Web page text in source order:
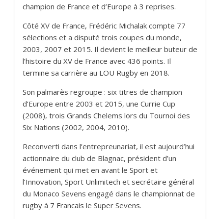
champion de France et d’Europe à 3 reprises.
Côté XV de France, Frédéric Michalak compte 77
sélections et a disputé trois coupes du monde,
2003, 2007 et 2015. Il devient le meilleur buteur de
l’histoire du XV de France avec 436 points. Il
termine sa carrière au LOU Rugby en 2018.
Son palmarès regroupe : six titres de champion
d’Europe entre 2003 et 2015, une Currie Cup
(2008), trois Grands Chelems lors du Tournoi des
Six Nations (2002, 2004, 2010).
Reconverti dans l’entrepreunariat, il est aujourd’hui
actionnaire du club de Blagnac, président d’un
événement qui met en avant le Sport et
l’Innovation, Sport Unlimitech et secrétaire général
du Monaco Sevens engagé dans le championnat de
rugby à 7 Francais le Super Sevens.